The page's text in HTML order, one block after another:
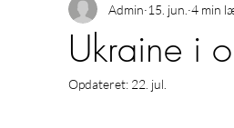
Ukraine i
Admin 15. jun. 4 min
Opdateret: 22. jul.